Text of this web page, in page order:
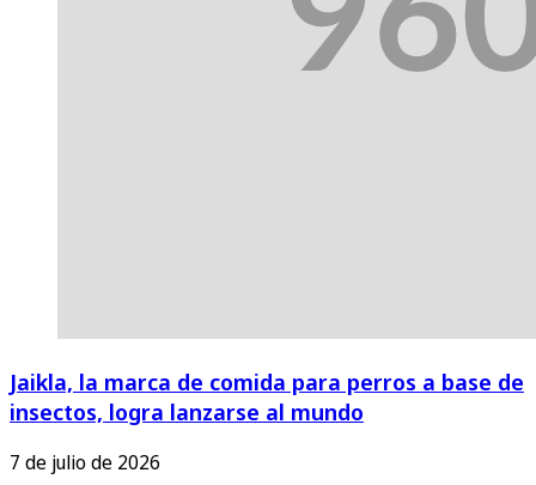
Jaikla, la marca de comida para perros a base de
insectos, logra lanzarse al mundo
7 de julio de 2026